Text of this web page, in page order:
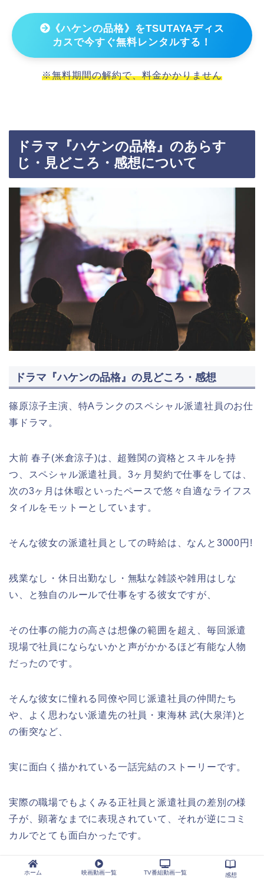
《ハケンの品格》をTSUTAYAディス
カスで今すぐ無料レンタルする！
※無料期間の解約で、料金かかりません
ドラマ『ハケンの品格』のあらす
じ・見どころ・感想について
ドラマ『ハケンの品格』の見どころ・感想
篠原涼子主演、特Aランクのスペシャル派遣社員のお仕
事ドラマ。
大前 春子(米倉涼子)は、超難関の資格とスキルを持
つ、スペシャル派遣社員。3ヶ月契約で仕事をしては、
次の3ヶ月は休暇といったペースで悠々自適なライフス
タイルをモットーとしています。
そんな彼女の派遣社員としての時給は、なんと3000円!
残業なし・休日出勤なし・無駄な雑談や雑用はしな
い、と独自のルールで仕事をする彼女ですが、
その仕事の能力の高さは想像の範囲を超え、毎回派遣
現場で社員にならないかと声がかかるほど有能な人物
だったのです。
そんな彼女に憧れる同僚や同じ派遣社員の仲間たち
や、よく思わない派遣先の社員・東海林 武(大泉洋)と
の衝突など、
実に面白く描かれている一話完結のストーリーです。
実際の職場でもよくみる正社員と派遣社員の差別の様
子が、顕著なまでに表現されていて、それが逆にコミ
カルでとても面白かったです。
特に、大泉さんと篠原さんのかけあいが絶妙で、毎回
ホーム 映画動画一覧 TV番組動画一覧 感想